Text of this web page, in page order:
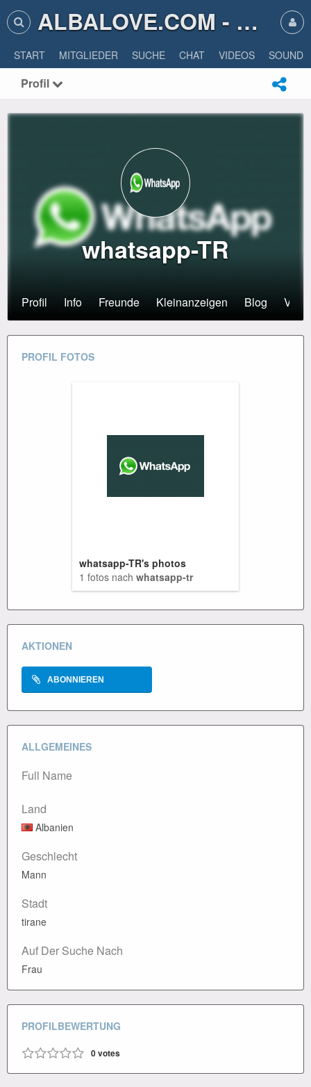
ALBALOVE.COM - ALBA LOVE
START MITGLIEDER SUCHE CHAT VIDEOS SOUNDS
Profil
whatsapp-TR
Profil Info Freunde Kleinanzeigen Blog
PROFIL FOTOS
whatsapp-TR's photos
1 fotos nach whatsapp-tr
AKTIONEN
ABONNIEREN
ALLGEMEINES
Full Name
Land
Albanien
Geschlecht
Mann
Stadt
tirane
Auf Der Suche Nach
Frau
PROFILBEWERTUNG
0votes